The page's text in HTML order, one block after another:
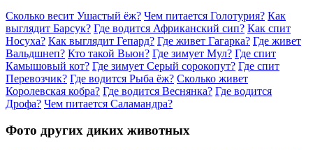
Сколько весит Ушастый ёж? Чем питается Голотурия? Как
выглядит Барсук? Где водится Африканский сип? Как спит
Носуха? Как выглядит Гепард? Где живет Гагарка? Где живет
Вальдшнеп? Кто такой Вьюн? Где зимует Мул? Где спит
Камышовый кот? Где зимует Серый сорокопут? Где спит
Перевозчик? Где водится Рыба ёж? Сколько живет
Королевская кобра? Где водится Веснянка? Где водится
Дрофа? Чем питается Саламандра?
Фото других диких животных